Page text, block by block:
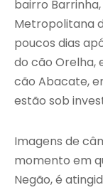
bairro
Metropolitana
poucos dias
do cão Orelha,
cão Abacate,
estão sob
Imagens de
momento em
Negão, é